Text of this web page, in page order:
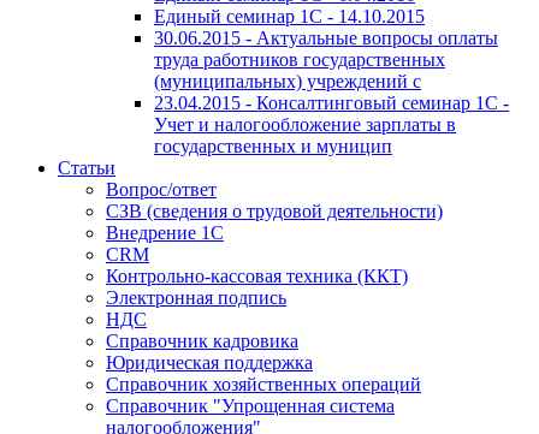
Единый семинар 1С - 14.10.2015
30.06.2015 - Актуальные вопросы оплаты
труда работников государственных
(муниципальных) учреждений с
23.04.2015 - Консалтинговый семинар 1С -
Учет и налогообложение зарплаты в
государственных и муницип
Статьи
Вопрос/ответ
СЗВ (сведения о трудовой деятельности)
Внедрение 1С
CRM
Контрольно-кассовая техника (ККТ)
Электронная подпись
НДС
Справочник кадровика
Юридическая поддержка
Справочник хозяйственных операций
Справочник "Упрощенная система
налогообложения"